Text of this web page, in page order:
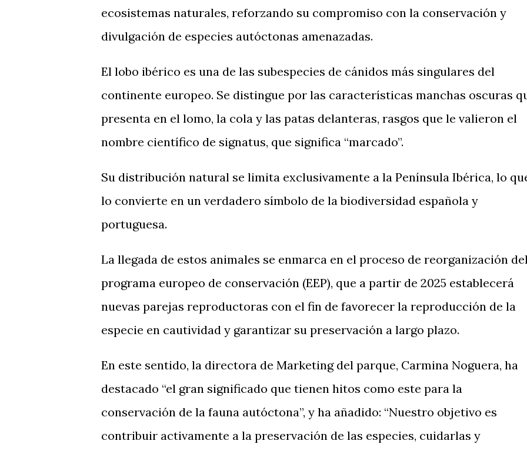
ecosistemas naturales, reforzando su compromiso con la conservación y
divulgación de especies autóctonas amenazadas.
El lobo ibérico es una de las subespecies de cánidos más singulares del
continente europeo. Se distingue por las características manchas oscuras
presenta en el lomo, la cola y las patas delanteras, rasgos que le valieron el
nombre científico de signatus, que significa “marcado”.
Su distribución natural se limita exclusivamente a la Península Ibérica, lo
lo convierte en un verdadero símbolo de la biodiversidad española y
portuguesa.
La llegada de estos animales se enmarca en el proceso de reorganización
programa europeo de conservación (EEP), que a partir de 2025 establecerá
nuevas parejas reproductoras con el fin de favorecer la reproducción de la
especie en cautividad y garantizar su preservación a largo plazo.
En este sentido, la directora de Marketing del parque, Carmina Noguera, ha
destacado “el gran significado que tienen hitos como este para la
conservación de la fauna autóctona”, y ha añadido: “Nuestro objetivo es
contribuir activamente a la preservación de las especies, cuidarlas y